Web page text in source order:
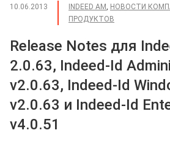
10.06.2013 INDEED AM НОВОСТИ
ПРОДУКТОВ
Release Notes для
2.0.63, Indeed-Id
v2.0.63, Indeed-Id
v2.0.63 и Indeed-Id
v4.0.51